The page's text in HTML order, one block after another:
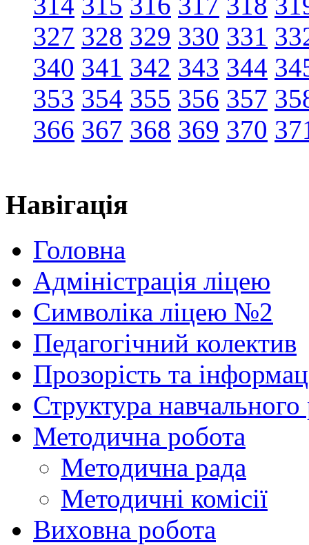
327 328 329 330 331
340 341 342 343 344
353 354 355 356 357
366 367 368 369 370
Навігація
Головна
Адміністрація ліцею
Символіка ліцею №2
Педагогічний колектив
Прозорість та
Структура навчального
Методична робота
Методична рада
Методичні комісії
Виховна робота